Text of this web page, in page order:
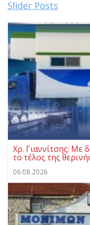
Slider Posts
Χρ. Γιαννίτσης: Με
το τέλος της
06.08.2026